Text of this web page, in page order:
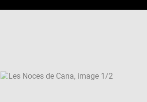
SKIP IMAGE CAROUSEL
Download
Next
Previous